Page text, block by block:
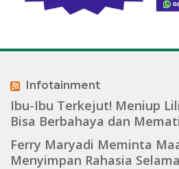
Infotainment
Ibu-Ibu Terkejut! Meniup
Bisa Berbahaya dan
Ferry Maryadi Meminta
Menyimpan Rahasia